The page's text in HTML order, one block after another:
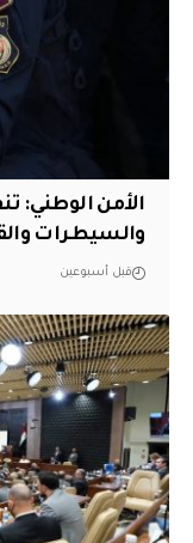
والسيطرات والقبض
قبل أسبوعين